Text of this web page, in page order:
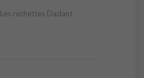
Les ruchettes Dadant